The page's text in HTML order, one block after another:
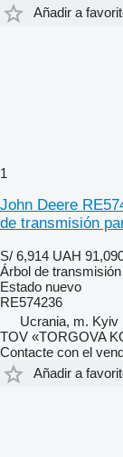
Añadir a
1
John Deere
de transmisión
S/ 6,914 UAH
Árbol de transmisión
Estado nuevo
RE574236
Ucrania, m. Kyiv
TOV «TORGOVA
Contacte con el
Añadir a